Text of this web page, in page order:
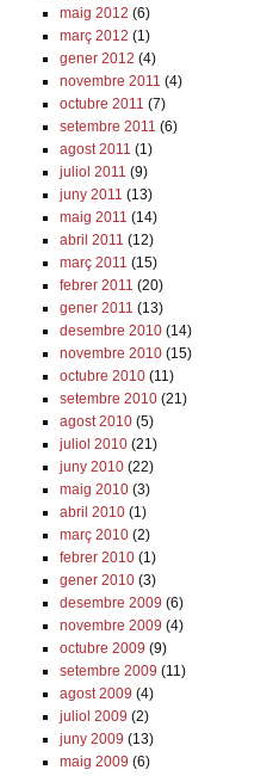
maig 2012 (6)
març 2012 (1)
gener 2012 (4)
novembre 2011 (4)
octubre 2011 (7)
setembre 2011 (6)
agost 2011 (1)
juliol 2011 (9)
juny 2011 (13)
maig 2011 (14)
abril 2011 (12)
març 2011 (15)
febrer 2011 (20)
gener 2011 (13)
desembre 2010 (14)
novembre 2010 (15)
octubre 2010 (11)
setembre 2010 (21)
agost 2010 (5)
juliol 2010 (21)
juny 2010 (22)
maig 2010 (3)
abril 2010 (1)
març 2010 (2)
febrer 2010 (1)
gener 2010 (3)
desembre 2009 (6)
novembre 2009 (4)
octubre 2009 (9)
setembre 2009 (11)
agost 2009 (4)
juliol 2009 (2)
juny 2009 (13)
maig 2009 (6)